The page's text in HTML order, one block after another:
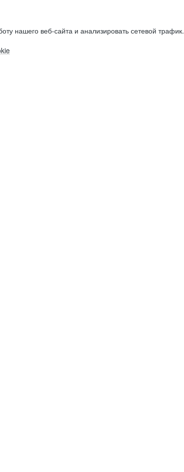
нашего веб-сайта и анализировать сетевой трафик.